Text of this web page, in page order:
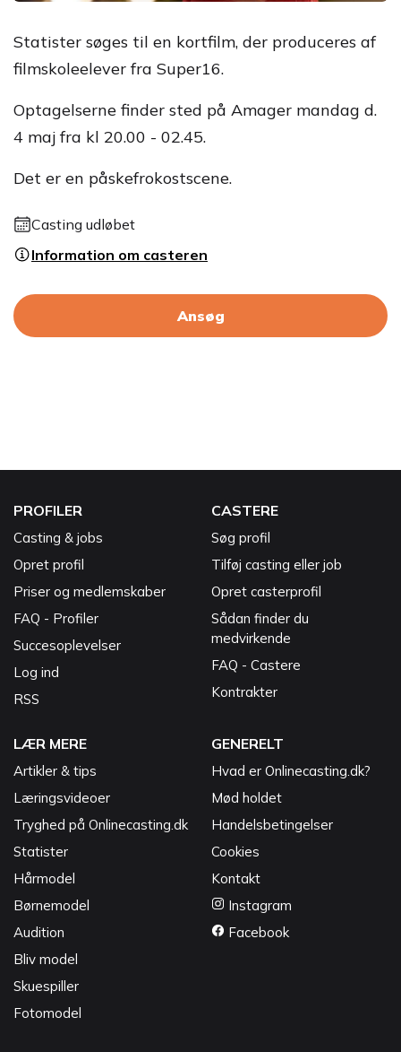
Statister søges til en kortfilm, der produceres af
filmskoleelever fra Super16.
Optagelserne finder sted på Amager mandag d.
4 maj fra kl 20.00 - 02.45.
Det er en påskefrokostscene.
Casting udløbet
Information om casteren
Ansøg
PROFILER
Casting & jobs
Opret profil
Priser og medlemskaber
FAQ - Profiler
Succesoplevelser
Log ind
RSS
CASTERE
Søg profil
Tilføj casting eller job
Opret casterprofil
Sådan finder du
medvirkende
FAQ - Castere
Kontrakter
LÆR MERE
Artikler & tips
Læringsvideoer
Tryghed på Onlinecasting.dk
Statister
Hårmodel
Børnemodel
Audition
Bliv model
Skuespiller
Fotomodel
GENERELT
Hvad er Onlinecasting.dk?
Mød holdet
Handelsbetingelser
Cookies
Kontakt
Instagram
Facebook